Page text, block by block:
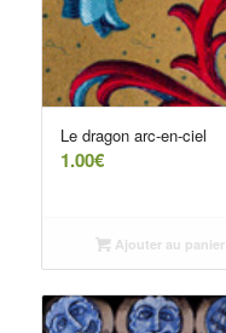
Le dragon arc-en-ciel
1.00€
Ajouter au panier